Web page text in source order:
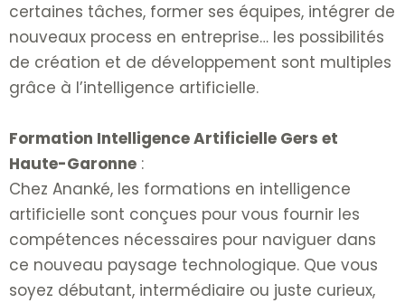
certaines tâches, former ses équipes, intégrer de
nouveaux process en entreprise… les possibilités
de création et de développement sont multiples
grâce à l’intelligence artificielle.
Formation Intelligence Artificielle Gers et
Haute-Garonne :
Chez Ananké, les formations en intelligence
artificielle sont conçues pour vous fournir les
compétences nécessaires pour naviguer dans
ce nouveau paysage technologique. Que vous
soyez débutant, intermédiaire ou juste curieux,